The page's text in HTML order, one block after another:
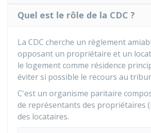
Quel est le rôle de la CDC ?
La CDC cherche un règlement
opposant un propriétaire et un
le logement comme résidence
éviter si possible le recours au
C'est un organisme paritaire
de représentants des propriétaires
des locataires.